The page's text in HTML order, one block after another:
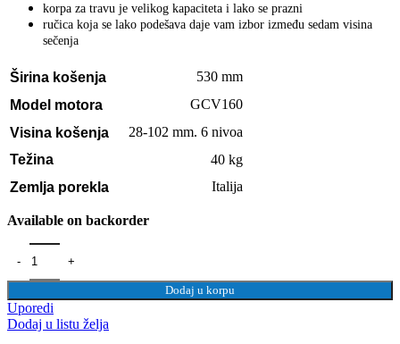
korpa za travu je velikog kapaciteta i lako se prazni
ručica koja se lako podešava daje vam izbor između sedam visina
sečenja
Širina košenja
530 mm
Model motora
GCV160
Visina košenja
28-102 mm. 6 nivoa
Težina
40 kg
Zemlja porekla
Italija
Available on backorder
Dodaj u korpu
Uporedi
Dodaj u listu želja